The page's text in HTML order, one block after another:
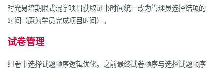
时光易培期限式混学项目获取证书时间统一改为管理员选择结项的
时间（原为学员完成项目时间）。
试卷管理
组卷中选择试题顺序逻辑优化。之前最终试卷顺序与选择试题顺序